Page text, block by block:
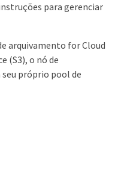
para gerenciar
arquivamento for Cloud
(S3), o nó de
próprio pool de